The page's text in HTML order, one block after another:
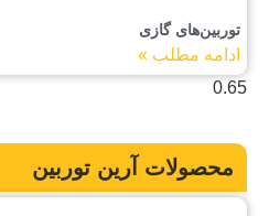
توربین‌های گازی
ادامه مطلب »
محصولات آرین توربین